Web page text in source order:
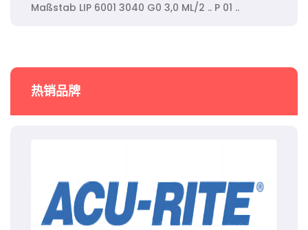
Maßstab LIP 6001 3040 G0 3,0 ML/2 .. P 01 ..
热销品牌